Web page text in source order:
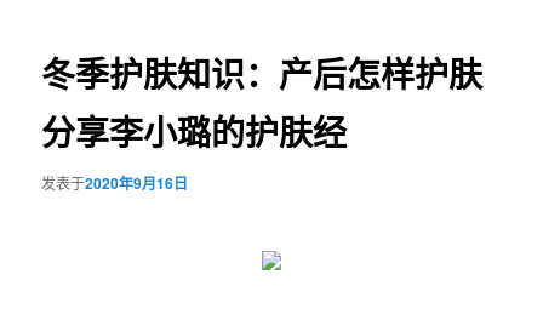
航
冬季护肤知识：产后怎样护肤
分享李小璐的护肤经
发表于2020年9月16日